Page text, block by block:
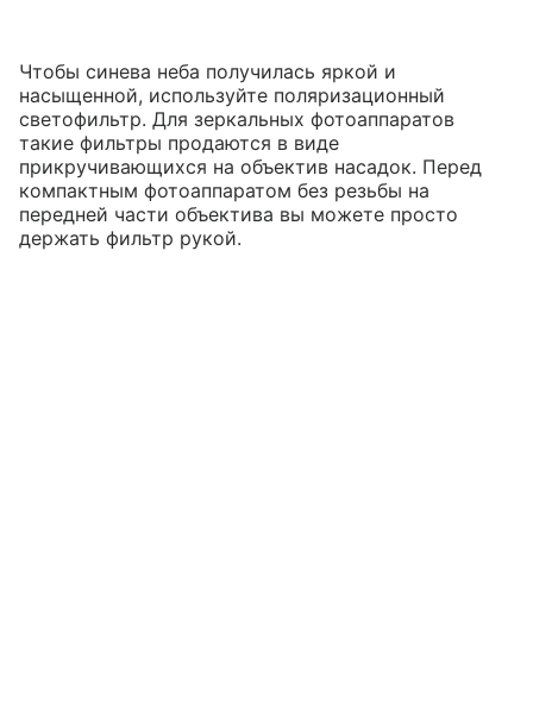
Чтобы синева неба получилась яркой и
насыщенной, используйте поляризационный
светофильтр. Для зеркальных фотоаппаратов
такие фильтры продаются в виде
прикручивающихся на объектив насадок. Перед
компактным фотоаппаратом без резьбы на
передней части объектива вы можете просто
держать фильтр рукой.